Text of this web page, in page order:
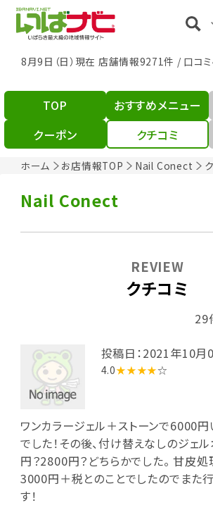
8月9日（日）現在 店舗情報9271件 / 口コ
ホーム お店情報TOP Nail Conect
TOP おすすめメニュー
クーポン
クチコミ
Nail Conect
クチコミ
REVIEW
29
投稿日：2021年10月
4.0★★★★☆
ワンカラージェル＋ストーンで6000円
でした！その後、付け替えなしのジェ
円？2800円？どちらかでした。 甘皮
3000円＋税とのことでしたのでまた
す！